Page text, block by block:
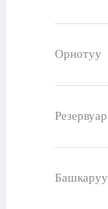
Орнотуу
Башкаруу